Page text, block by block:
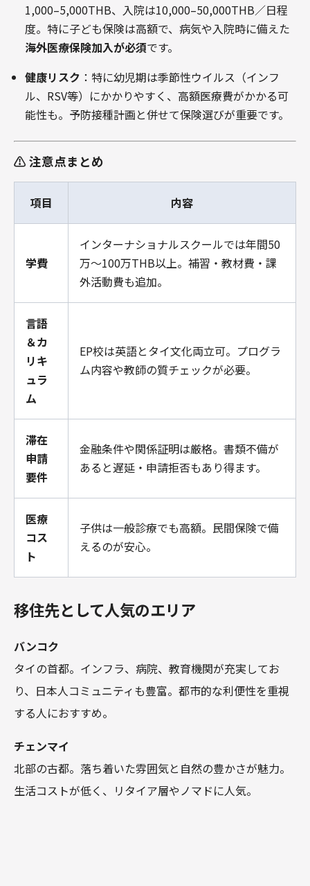
1,000–5,000THB、入院は10,000–50,000THB／日程
度。特に子ども保険は高額で、病気や入院時に備えた
海外医療保険加入が必須です。
健康リスク ：特に幼児期は季節性ウイルス（インフ
ル、RSV等）にかかりやすく、高額医療費がかかる可
能性も。予防接種計画と併せて保険選びが重要です。
⚠️ 注意点まとめ
項目 内容
学費
インターナショナルスクールでは年間50
万～100万THB以上。補習・教材費・課
外活動費も追加。
言語
＆カ
リキ
ュラ
ム
EP校は英語とタイ文化両立可。プログラ
ム内容や教師の質チェックが必要。
滞在
申請
要件
金融条件や関係証明は厳格。書類不備が
あると遅延・申請拒否もあり得ます。
医療
コス
ト
子供は一般診療でも高額。民間保険で備
えるのが安心。
移住先として人気のエリア
バンコク
タイの首都。インフラ、病院、教育機関が充実してお
り、日本人コミュニティも豊富。都市的な利便性を重視
する人におすすめ。
チェンマイ
北部の古都。落ち着いた雰囲気と自然の豊かさが魅力。
生活コストが低く、リタイア層やノマドに人気。